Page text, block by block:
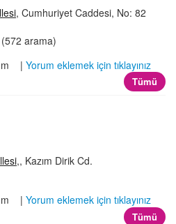
, Cumhuriyet Caddesi, No: 82
arama)
| Yorum eklemek için tıklayınız
Tümü
,, Kazım Dirik Cd.
| Yorum eklemek için tıklayınız
Tümü